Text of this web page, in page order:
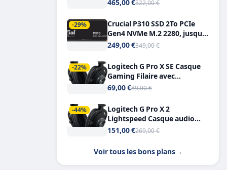
465,00 €522,00 €
-29%
Crucial P310 SSD 2To PCIe
Gen4 NVMe M.2 2280, jusqu’à
7.100 Mo/s
249,00 €349,00 €
-22%
Logitech G Pro X SE Casque
Gaming Filaire avec
Microphone Micro
7.1
69,00 €89,00 €
-44%
Logitech G Pro X 2
Lightspeed Casque audio
bluetooth
151,00 €269,00 €
Voir tous les bons plans→